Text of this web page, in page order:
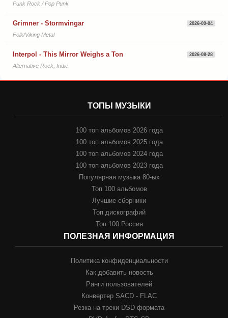
Punk Rock / Pop Punk
Grimner - Stormvingar 2026-09-04
Folk/Viking Metal
Interpol - This Mirror Weighs a Ton 2026-08-28
Alternative Rock, Indie
ТОПЫ МУЗЫКИ
100 топ альбомов 2026 года
100 топ альбомов 2025 года
100 топ альбомов 2024 года
100 топ альбомов 2023 года
Популярная музыка 80-ых
Топ 100 альбомов
Лучшие сборники
Топ дискографий
Топ 100 Россия
ПОЛЕЗНАЯ ИНФОРМАЦИЯ
Политика конфиденциальности
Как добавить новость
Ранги пользователей
Конвертер SACD - FLAC
Резка на треки DSD формата